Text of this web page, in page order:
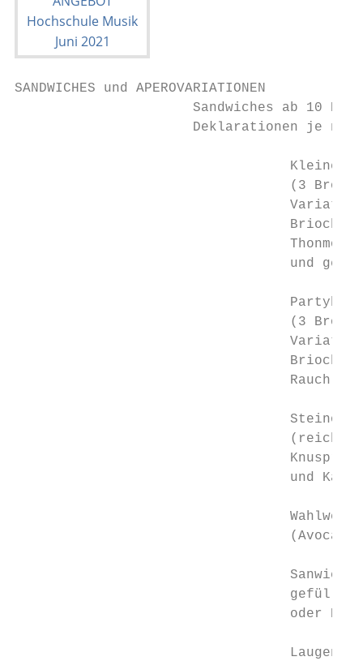
SANDWICHES und APEROVARIATIONEN
Sandwiches ab 10
Deklarationen je
Kleine
(3
Brioche
und
(3
Brioche
(reicht
und
gefüllt
oder